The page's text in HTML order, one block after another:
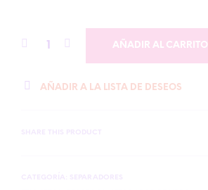
AÑADIR AL CARRITO
AÑADIR A LA LISTA DE DESEOS